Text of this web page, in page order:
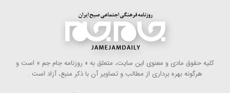
كلیه حقوق مادی و معنوی این سایت، متعلق به « روزنامه جام جم » است و
هرگونه بهره ‌برداری از مطالب و تصاویر آن با ذكر منبع، آزاد است .